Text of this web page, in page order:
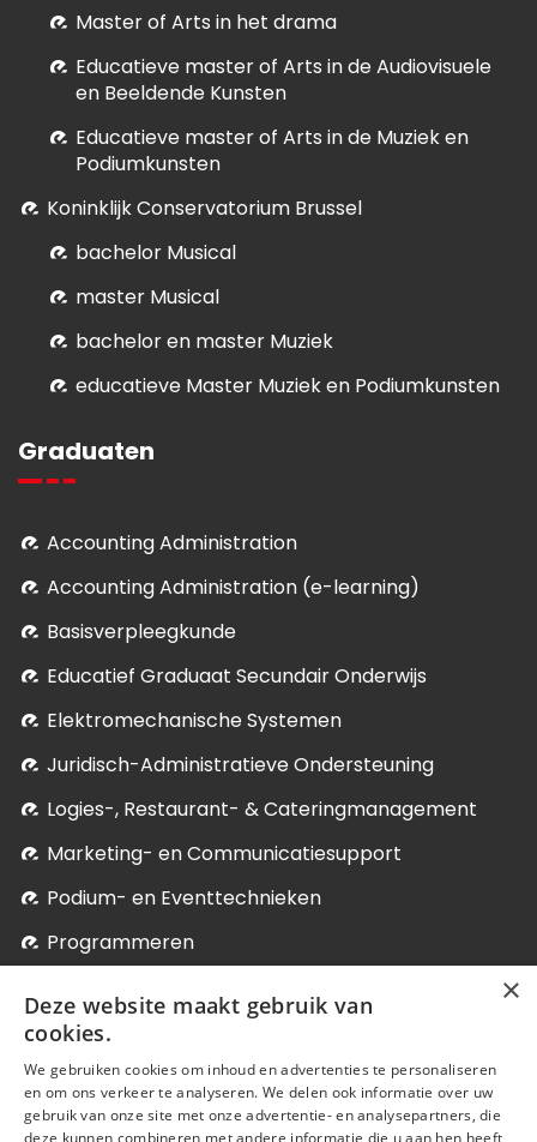
Master of Arts in het drama
Educatieve master of Arts in de Audiovisuele
en Beeldende Kunsten
Educatieve master of Arts in de Muziek en
Podiumkunsten
Koninklijk Conservatorium Brussel
bachelor Musical
master Musical
bachelor en master Muziek
educatieve Master Muziek en Podiumkunsten
Graduaten
Accounting Administration
Accounting Administration (e-learning)
Basisverpleegkunde
Educatief Graduaat Secundair Onderwijs
Elektromechanische Systemen
Juridisch-Administratieve Ondersteuning
Logies-, Restaurant- & Cateringmanagement
Marketing- en Communicatiesupport
Podium- en Eventtechnieken
Programmeren
Systeem- en Netwerkbeheer
Verder studeren
Onze postgraduaten, micro-credentials en bij-
×
Deze website maakt gebruik van
cookies.
We gebruiken cookies om inhoud en advertenties te personaliseren
en om ons verkeer te analyseren. We delen ook informatie over uw
gebruik van onze site met onze advertentie- en analysepartners, die
deze kunnen combineren met andere informatie die u aan hen heeft